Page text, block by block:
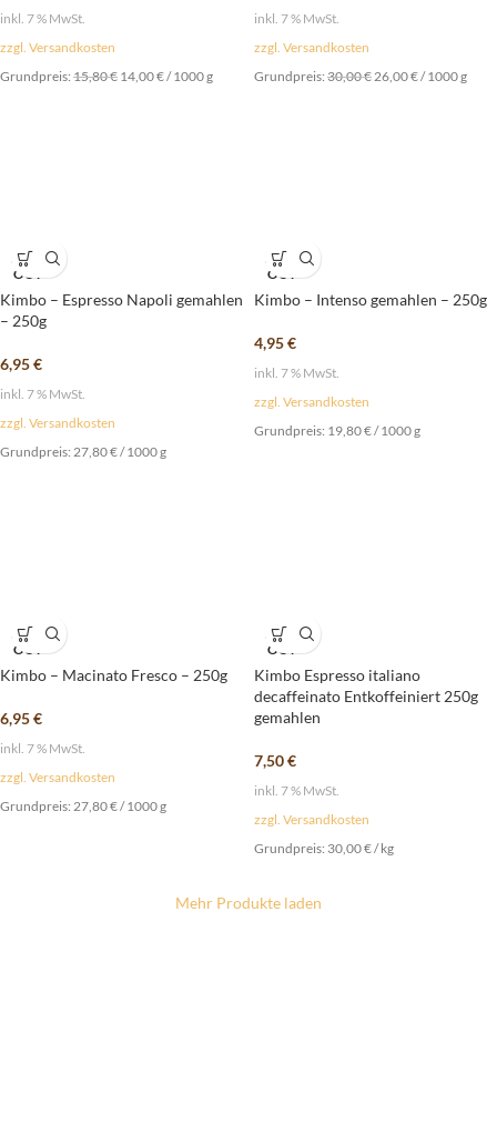
inkl. 7 % MwSt.
zzgl. Versandkosten
Grundpreis: 15,80€ 14,00€/1000g
inkl. 7 % MwSt.
zzgl. Versandkosten
Grundpreis: 30,00€ 26,00€/1000g
SOLD
OUT
Kimbo – Espresso Napoli gemahlen
– 250g
6,95€
inkl. 7 % MwSt.
zzgl. Versandkosten
Grundpreis: 27,80€/1000g
SOLD
OUT
Kimbo – Intenso gemahlen – 250g
4,95€
inkl. 7 % MwSt.
zzgl. Versandkosten
Grundpreis: 19,80€/1000g
SOLD
OUT
Kimbo – Macinato Fresco – 250g
6,95€
inkl. 7 % MwSt.
zzgl. Versandkosten
Grundpreis: 27,80€/1000g
SOLD
OUT
Kimbo Espresso italiano
decaffeinato Entkoffeiniert 250g
gemahlen
7,50€
inkl. 7 % MwSt.
zzgl. Versandkosten
Grundpreis: 30,00€/kg
Mehr Produkte laden